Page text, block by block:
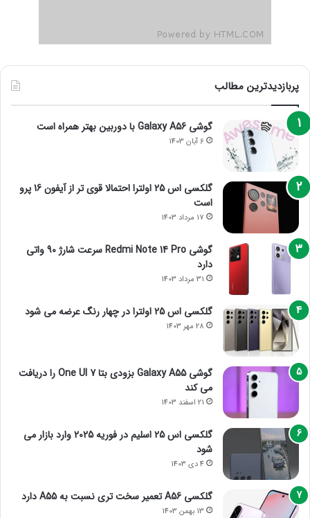
پربازدیدترین مطالب
گوشی Galaxy A56 با دوربین بهتر همراه است
6 آبان 1403
گلکسی اس 25 اولترا احتمالا قوی تر از آیفون 16 پرو
است
17 مرداد 1403
گوشی Redmi Note 14 Pro سرعت شارژ 90 واتی
دارد
31 مرداد 1403
گلکسی اس 25 اولترا در چهار رنگ عرضه می شود
28 مهر 1403
گوشی Galaxy A55 بزودی بتا One UI 7 را دریافت
می کند
21 اسفند 1403
گلکسی اس 25 اسلیم در فوریه 2025 وارد بازار می
شود
4 دی 1403
گلکسی A56 تعمیر سخت تری نسبت به A55 دارد
13 بهمن 1403